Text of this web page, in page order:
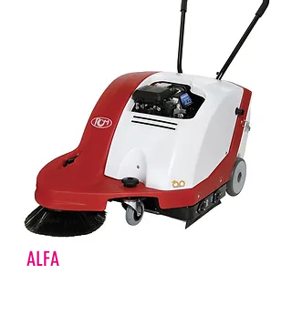
ALFA